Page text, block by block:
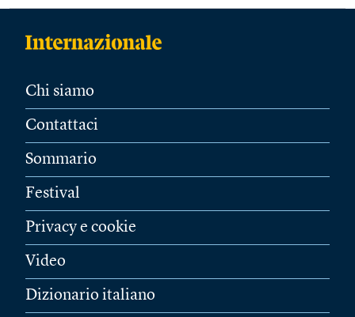
Chi siamo
Contattaci
Sommario
Festival
Privacy e cookie
Video
Dizionario italiano